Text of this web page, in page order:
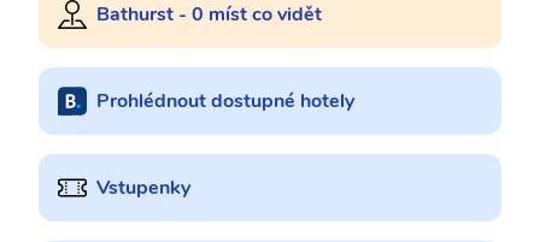
Bathurst - 0 míst co vidět
Prohlédnout dostupné hotely
Vstupenky